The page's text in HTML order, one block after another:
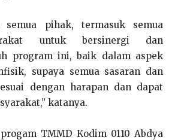
semua pihak, termasuk semua
untuk bersinergi dan
program ini, baik dalam aspek
supaya semua sasaran dan
dengan harapan dan dapat
katanya.
TMMD Kodim 0110 Abdya